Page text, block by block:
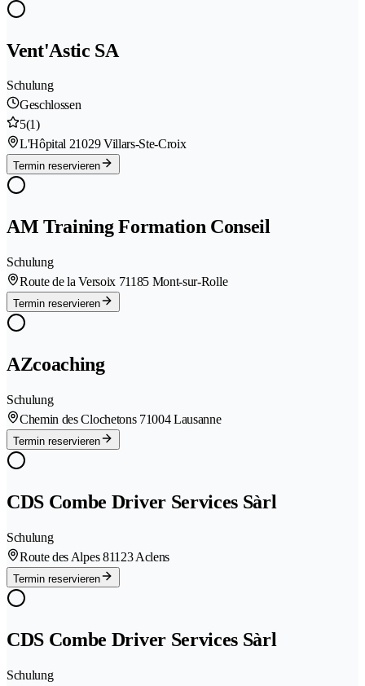
Vent'Astic SA
Schulung
Geschlossen
5(1)
L'Hôpital 21029 Villars-Ste-Croix
Termin reservieren
AM Training Formation Conseil
Schulung
Route de la Versoix 71185 Mont-sur-Rolle
Termin reservieren
AZcoaching
Schulung
Chemin des Clochetons 71004 Lausanne
Termin reservieren
CDS Combe Driver Services Sàrl
Schulung
Route des Alpes 81123 Aclens
Termin reservieren
CDS Combe Driver Services Sàrl
Schulung